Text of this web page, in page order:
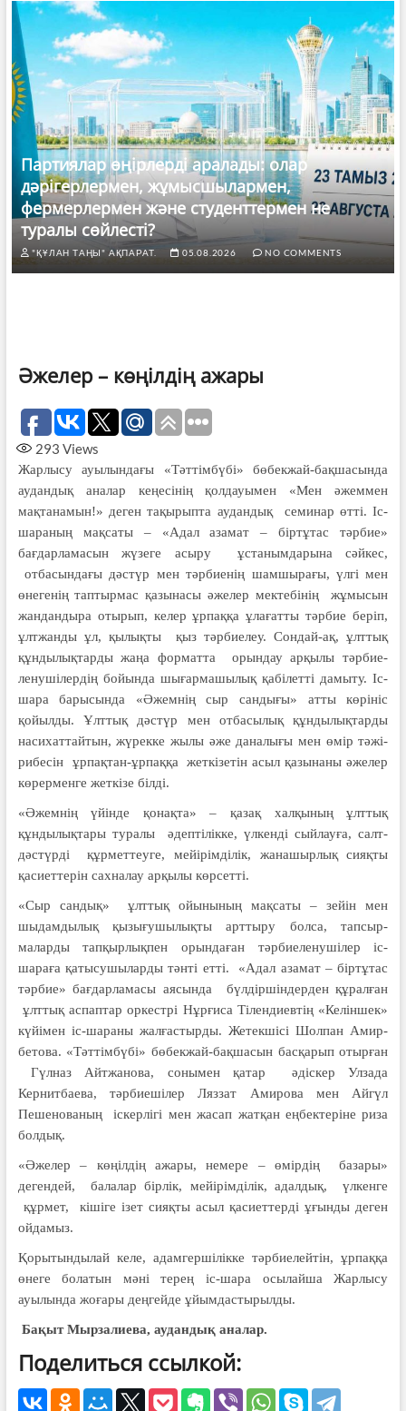
Партиялар өңірлерді аралады: олар
дәрігерлермен, жұмысшылармен,
фермерлермен және студенттермен не
туралы сөйлесті?
"ҚҰЛАН ТАҢЫ" АҚПАРАТ. 05.08.2026 NO COMMENTS
Әжелер – көңілдің ажары
293 Views
Жарлысу ауылындағы «Тәттімбүбі» бөбекжай-бақшасында
аудандық аналар кеңе­сі­нің қолдауымен «Мен әжеммен
мақтанамын!» деген тақырыпта ау­дандық семинар өтті. Іс-
шараның мақ­саты – «Адал азамат – біртұтас тәр­бие»
бағдарламасын жүзеге асыру ұста­нымдарына сәйкес,
отбасындағы дәстүр мен тәрбиенің шамшырағы, үлгі мен
өнегенің таптырмас қазынасы әжелер мектебінің жұмысын
жан­дан­дыра оты­рып, келер ұрпаққа ұла­ғатты тәрбие бе­ріп,
ұлтжанды ұл, қы­лықты қыз тәр­биелеу. Сондай-ақ, ұлттық
құн­ды­лықтарды жаңа форматта орындау арқылы тәр­бие­
ленушілердің бойында шығар­ма­шылық қабілетті дамыту. Іс-
шара барысында «Әжемнің сыр сандығы» атты көрініс
қойылды. Ұлттық дәстүр мен отбасылық құндылықтарды
наси­хаттайтын, жү­рекке жылы әже даналығы мен өмір тәжі­
рибесін ұрпақтан-ұрпаққа жеткі­зе­тін асыл қазынаны әжелер
көрерменге жеткізе білді.
«Әжемнің үйінде қонақта» – қазақ халқы­ның ұлттық
құндылықтары ту­ралы әдептілікке, үлкенді сый­лау­ға, салт-
дәстүрді құрметтеуге, мейірімділік, жана­шырлық сияқты
қасиеттерін сахна­лау арқылы көрсетті.
«Сыр сандық» ұлттық ойынының мақсаты – зейін мен
шыдамдылық қызығу­шылықты арттыру болса, тап­сыр­
маларды тапқырлықпен орын­да­ған тәрбиеленушілер іс-
шараға қатысу­шыларды тәнті етті. «Адал аза­мат – біртұтас
тәрбие» бағдарламасы аясын­да бүлдіршіндерден құралған
ұлт­тық аспаптар оркестрі Нұрғиса Тілен­диевтің «Келіншек»
күйімен іс-шараны жалғастырды. Жетекшісі Шолпан Амир­
бетова. «Тәттім­бүбі» бөбекжай-бақшасын бас­қарып отырған
Гүлназ Айтжанова, соны­мен қатар әдіскер Улзада
Кернитбаева, тәрбиешілер Ляззат Амирова мен Айгүл
Пешенованың іскерлігі мен жасап жатқан еңбектеріне риза
болдық.
«Әжелер – көңілдің ажары, немере – өмірдің базары»
дегендей, балалар бір­лік, мейірімділік, адалдық, үлкенге
құрмет, кішіге ізет сияқты асыл қасиет­терді ұғынды деген
ойдамыз.
Қорытындылай келе, адамгершілікке тәрбие­лейтін, ұрпаққа
өнеге болатын мәні терең іс-шара осылайша Жар­лысу
ауылында жоғары деңгейде ұйымдастырылды.
БақытМырзалиева, аудандық аналар.
Поделиться ссылкой: